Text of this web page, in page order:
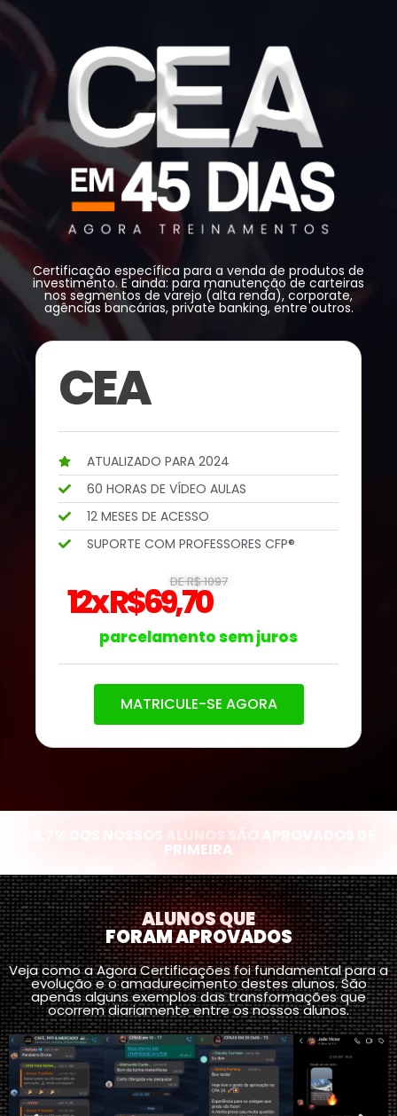
Certificação específica para a venda de produtos de
investimento. E ainda: para manutenção de carteiras
nos segmentos de varejo (alta renda), corporate,
agências bancárias, private banking, entre outros.
CEA
ATUALIZADO PARA 2024
60 HORAS DE VÍDEO AULAS
12 MESES DE ACESSO
SUPORTE COM PROFESSORES CFP®
DE R$ 1097
12x R$69,70
parcelamento sem juros
MATRICULE-SE AGORA
95,7% DOS NOSSOS ALUNOS SÃO APROVADOS DE
PRIMEIRA
ALUNOS QUE
FORAM APROVADOS
Veja como a Agora Certificações foi fundamental para a
evolução e o amadurecimento destes alunos. São
apenas alguns exemplos das transformações que
ocorrem diariamente entre os nossos alunos.